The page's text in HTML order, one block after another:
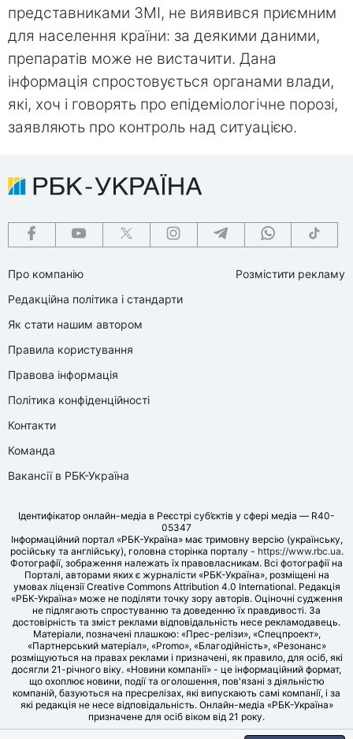
представниками ЗМІ, не виявився приємним
для населення країни: за деякими даними,
препаратів може не вистачити. Дана
інформація спростовується органами влади,
які, хоч і говорять про епідеміологічне порозі,
заявляють про контроль над ситуацією.
Про компанію
Редакційна політика і стандарти
Як стати нашим автором
Правила користування
Правова інформація
Політика конфіденційності
Контакти
Команда
Вакансії в РБК-Україна
Розмістити рекламу
Ідентифікатор онлайн-медіа в Реєстрі суб’єктів у сфері медіа — R40-
05347
Інформаційний портал «РБК-Україна» має тримовну версію (українську,
російську та англійську), головна сторінка порталу - https://www.rbc.ua.
Фотографії, зображення належать їх правовласникам. Всі фотографії на
Порталі, авторами яких є журналісти «РБК-Україна», розміщені на
умовах ліцензії Creative Commons Attribution 4.0 International. Редакція
«РБК-Україна» може не поділяти точку зору авторів. Оціночні судження
не підлягають спростуванню та доведенню їх правдивості. За
достовірність та зміст реклами відповідальність несе рекламодавець.
Матеріали, позначені плашкою: «Прес-релізи», «Спецпроект»,
«Партнерський матеріал», «Promo», «Благодійність», «Резонанс»
розміщуються на правах реклами і призначені, як правило, для осіб, які
досягли 21-річного віку. «Новини компанії» - це інформаційний формат,
що охоплює новини, події та оголошення, пов'язані з діяльністю
компаній, базуються на пресрелізах, які випускають самі компанії, і за
які редакція не несе відповідальність. Онлайн-медіа «РБК-Україна»
призначене для осіб віком від 21 року.